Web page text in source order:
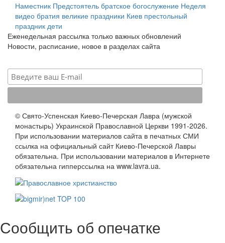
Наместник Предстоятель братское богослужение Неделя
видео братия великие праздники Киев престольный
праздник дети
Еженедельная рассылка только важных обновлений
Новости, расписание, новое в разделах сайта
© Свято-Успенская Киево-Печерская Лавра (мужской
монастырь) Украинской Православной Церкви 1991-2026.
При использовании материалов сайта в печатных СМИ
ссылка на официальный сайт Киево-Печерской Лавры
обязательна. При использовании материалов в Интернете
обязательна гипперссылка на www.lavra.ua.
Сообщить об опечатке